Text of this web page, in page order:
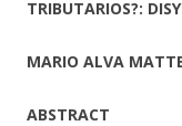
TRIBUTARIOS?:
MARIO ALVA
ABSTRACT